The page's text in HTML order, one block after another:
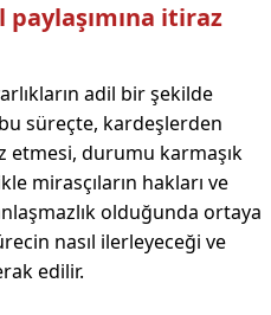
itiraz
adil bir şekilde
süreçte, kardeşlerden
etmesi, durumu karmaşık
mirasçıların hakları ve
olduğunda ortaya
nasıl ilerleyeceği ve
edilir.